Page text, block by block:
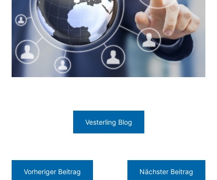
Vorheriger Beitrag
Vesterling Blog
Nächster Beitrag